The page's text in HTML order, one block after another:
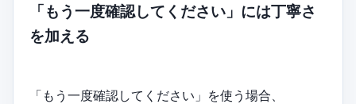
「もう一度確認してください」には丁寧さ
を加える
「もう一度確認してください」を使う場合、